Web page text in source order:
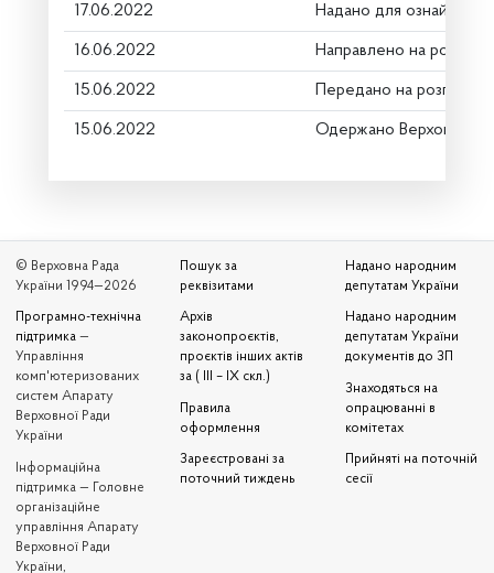
17.06.2022 Надано для
16.06.2022 Направлено на розгляд
15.06.2022 Передано на розгляд
15.06.2022 Одержано Верховною
© Верховна Рада
України 1994—2026
Програмно-технічна
підтримка —
Управління
комп'ютеризованих
систем Апарату
Верховної Ради
України
Iнформаційна
підтримка — Головне
організаційне
управління Апарату
Верховної Ради
України,
Пошук за
реквізитами
Архів
законопроєктів,
проєктів інших актів
за ( III – IX скл.)
Правила
оформлення
Зареєстровані за
поточний тиждень
Надано народним
депутатам України
Надано народним
депутатам України
документів до ЗП
Знаходяться на
опрацюванні в
комітетах
Прийняті на поточній
сесії